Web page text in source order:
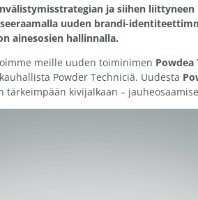
ja siihen
uuden brandi-
ainesosien hallinnalla.
meille uuden toiminimen Powdea
Powder Techniciä. Uudesta
tärkeimpään kivijalkaan –